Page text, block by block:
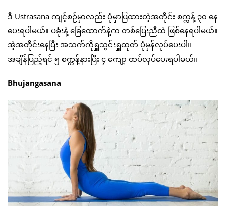
ဒီ Ustrasana ကျင့်စဉ်မှာလည်း ပုံမှာပြထားတဲ့အတိုင်း စက္ကန့် ၃၀ နေ
ပေးရပါမယ်။ ပခုံးနဲ့ ခြေထောက်နဲ့က တစ်ပြေးညီထဲ ဖြစ်နေရပါမယ်။
အဲ့အတိုင်းနေပြီး အသက်ကိုရှူသွင်းရှူထုတ် ပုံမှန်လုပ်ပေးပါ။
အချိန်ပြည့်ရင် ၅ စက္ကန့်နားပြီး ၄ ကျော့ ထပ်လုပ်ပေးရပါမယ်။
Bhujangasana